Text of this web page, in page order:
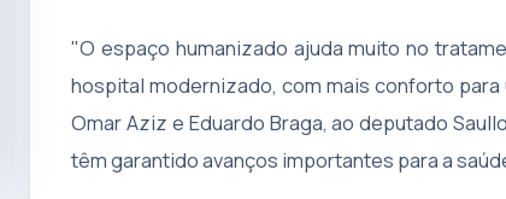
"O espaço humanizado ajuda muito no
hospital modernizado, com mais conforto
Omar Aziz e Eduardo Braga, ao deputado
têm garantido avanços importantes para a